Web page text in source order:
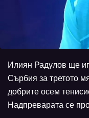
Илиян Радулов ще
Сърбия за третото
добрите осем
Надпреварата се